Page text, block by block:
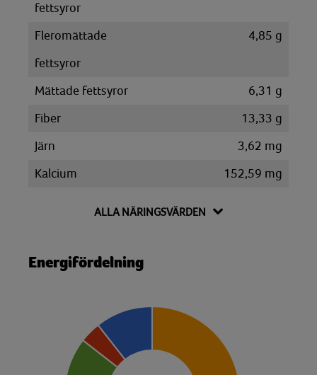
fettsyror
Fleromättade
fettsyror
4,85 g
Mättade fettsyror
6,31 g
Fiber
13,33 g
Järn
3,62 mg
Kalcium
152,59 mg
Kolhydrat
Monosackarider
Sackaros
Magnesium
71,21 mg
ALLA NÄRINGSVÄRDEN
Energifördelning